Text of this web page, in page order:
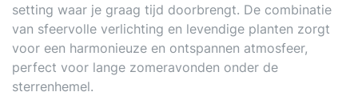
setting waar je graag tijd doorbrengt. De combinatie
van sfeervolle verlichting en levendige planten zorgt
voor een harmonieuze en ontspannen atmosfeer,
perfect voor lange zomeravonden onder de
sterrenhemel.